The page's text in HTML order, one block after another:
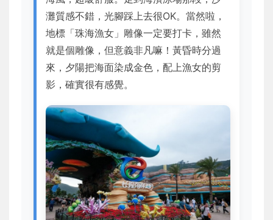
灘質感不錯，光腳踩上去很OK。當然啦，
地標「珠海漁女」雕像一定要打卡，雖然
就是個雕像，但意義非凡嘛！黃昏時分過
來，夕陽把海面染成金色，配上漁女的剪
影，確實很有感覺。